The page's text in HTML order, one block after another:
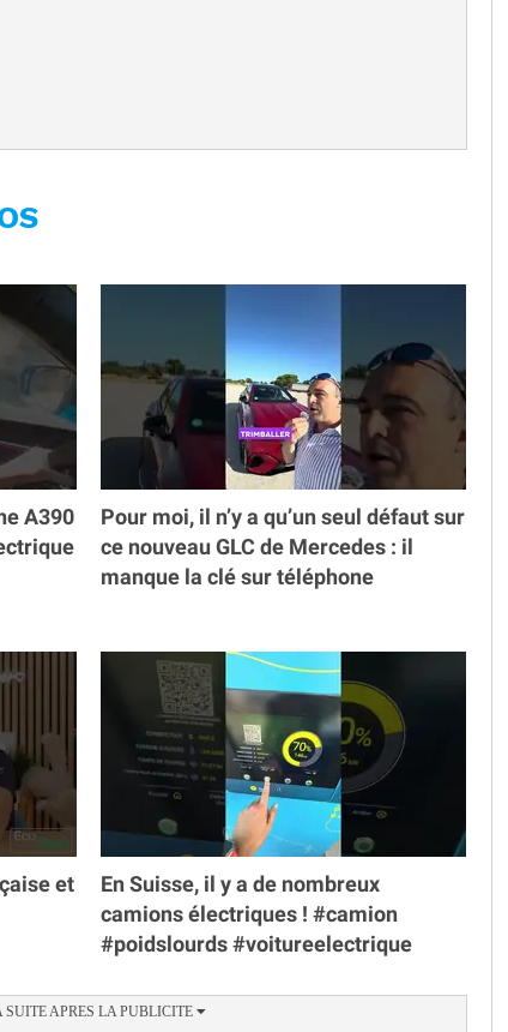
A390
Pour moi, il n’y a qu’un seul défaut sur
ce nouveau GLC de Mercedes : il
manque la clé sur téléphone
et
En Suisse, il y a de nombreux
camions électriques ! #camion
#poidslourds #voitureelectrique